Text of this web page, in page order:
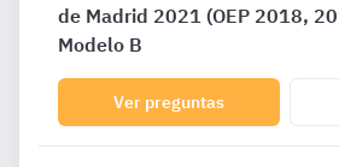
de Madrid 2021 (OEP 2018,
Modelo B
Ver preguntas